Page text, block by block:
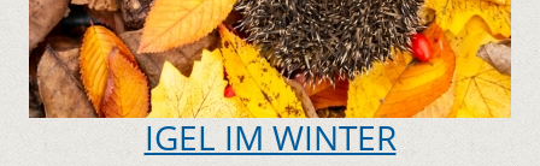
IGEL IM WINTER